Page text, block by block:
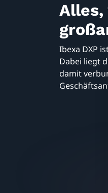
Alles,
Ibexa DXP
Dabei liegt
damit